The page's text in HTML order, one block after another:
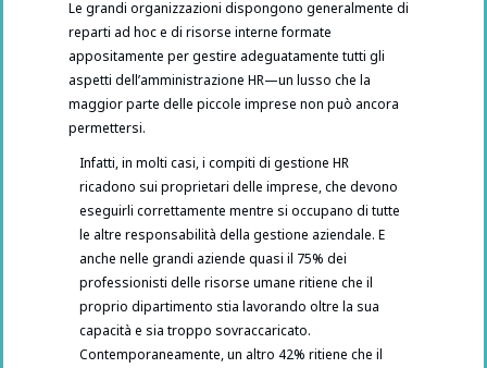
Le grandi organizzazioni dispongono generalmente di
reparti ad hoc e di risorse interne formate
appositamente per gestire adeguatamente tutti gli
aspetti dell’amministrazione HR—un lusso che la
maggior parte delle piccole imprese non può ancora
permettersi.
Infatti, in molti casi, i compiti di gestione HR
ricadono sui proprietari delle imprese, che devono
eseguirli correttamente mentre si occupano di tutte
le altre responsabilità della gestione aziendale. E
anche nelle grandi aziende quasi il 75% dei
professionisti delle risorse umane ritiene che il
proprio dipartimento stia lavorando oltre la sua
capacità e sia troppo sovraccaricato.
Contemporaneamente, un altro 42% ritiene che il